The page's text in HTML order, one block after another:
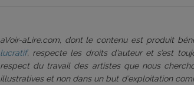
aVoir-aLire.com, dont le contenu est produit
lucratif, respecte les droits d’auteur et s’est
respect du travail des artistes que nous
illustratives et non dans un but d’exploitation